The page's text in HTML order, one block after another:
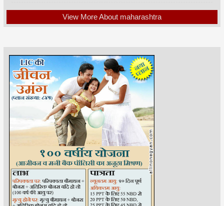
View More About maharashtra